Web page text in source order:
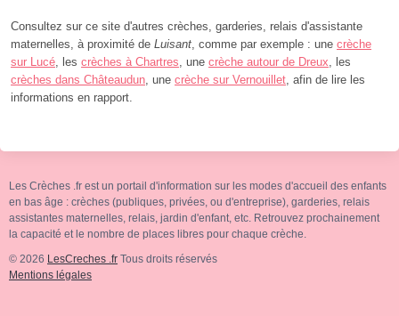
Consultez sur ce site d'autres crèches, garderies, relais d'assistante
maternelles, à proximité de Luisant, comme par exemple : une crèche
sur Lucé, les crèches à Chartres, une crèche autour de Dreux, les
crèches dans Châteaudun, une crèche sur Vernouillet, afin de lire les
informations en rapport.
Les Crèches .fr est un portail d'information sur les modes d'accueil des enfants
en bas âge : crèches (publiques, privées, ou d'entreprise), garderies, relais
assistantes maternelles, relais, jardin d'enfant, etc. Retrouvez prochainement
la capacité et le nombre de places libres pour chaque crèche.
© 2026 LesCreches .fr Tous droits réservés
Mentions légales